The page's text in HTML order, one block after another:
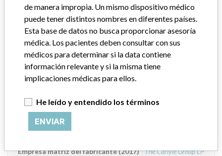
ORTHO CLINICAL DIAGNOSTICS ||
Imported by: JOHNSON & JOHNSON DE ||
COLOMBIA S.A.S y ...
Empresa matriz del fabricante (2017) The Carlyle Group LP
Source
Ortho Clinical Diagnostics || Tecan
Schweiz Ag
Empresa matriz del fabricante (2017) The Carlyle Group LP
de manera impropia. Un mismo dispositivo médico
puede tener distintos nombres en diferentes países.
Esta base de datos no busca proporcionar asesoría
médica. Los pacientes deben consultar con sus
médicos para determinar si la data contiene
información relevante y si la misma tiene
implicaciones médicas para ellos.
He leído y entendido los términos
ENVIAR